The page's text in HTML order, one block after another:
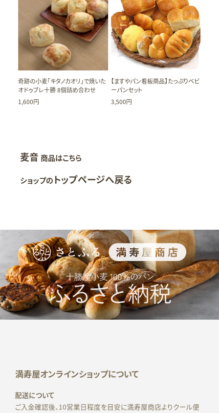
奇跡の小麦「キタノカオリ」で焼いた
オドゥブレ十勝 8個詰め合わせ
1,600円
【ますやパン看板商品】たっぷりベビ
ーパンセット
3,500円
麦音 商品はこちら
ショップのトップページへ戻る
満寿屋オンラインショップについて
配送について
ご入金確認後、10営業日程度を目安に満寿屋商店よりクール便